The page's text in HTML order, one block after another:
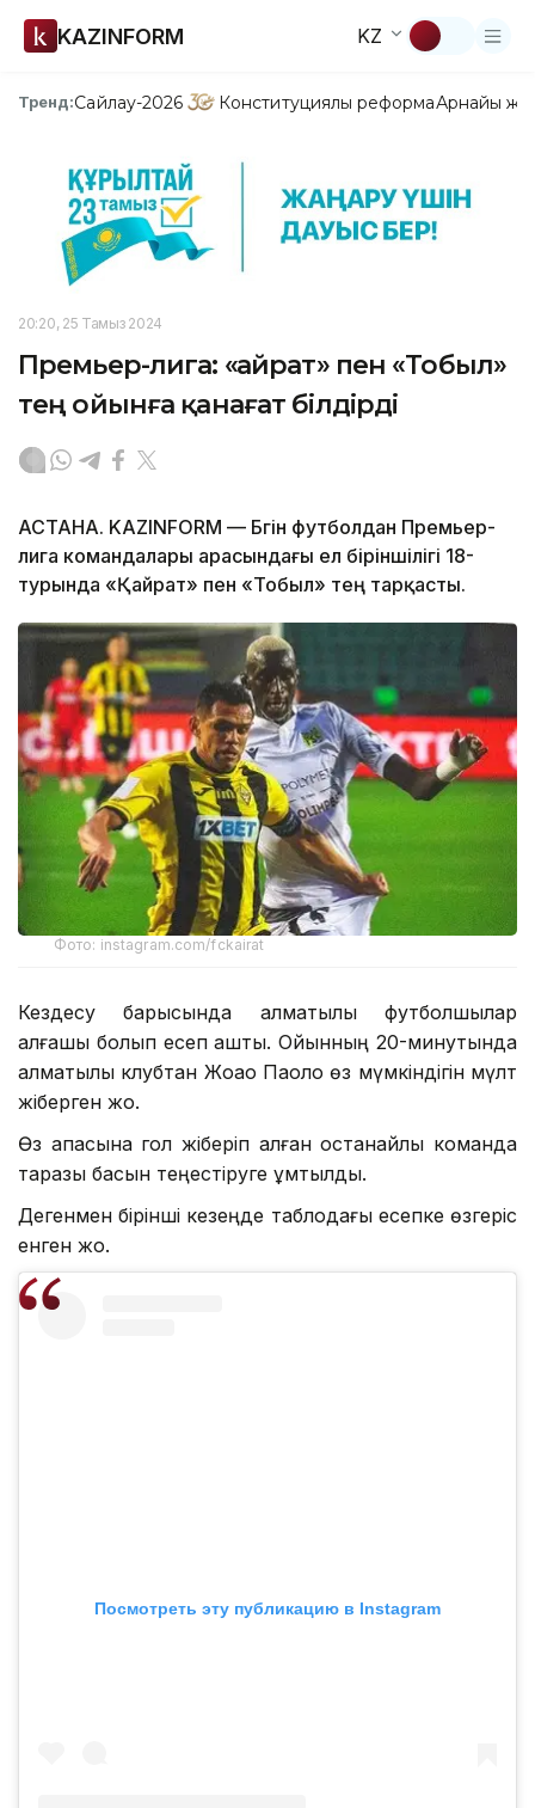
KAZINFORM KZ
Тренд:Сайлау-2026 Конституциялық реформаАрнайы
20:20, 25 Тамыз 2024
Премьер-лига: «Қайрат» пен «Тобыл»
тең ойынға қанағат білдірді
АСТАНА. KAZINFORM — Бүгін футболдан Премьер-
лига командалары арасындағы ел біріншілігі 18-
турында «Қайрат» пен «Тобыл» тең тарқасты.
Фото: instagram.com/fckairat
Кездесу барысында алматылық футболшылар
алғашқы болып есеп ашты. Ойынның 20-минутында
алматылық клубтан Жоао Паоло өз мүмкіндігін мүлт
жіберген жоқ.
Өз қақпасына гол жіберіп алған қостанайлық команда
таразы басын теңестіруге ұмтылды.
Дегенмен бірінші кезеңде таблодағы есепке өзгеріс
енген жоқ.
Посмотреть эту публикацию в Instagram